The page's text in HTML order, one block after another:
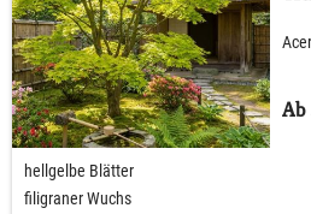
hellgelbe Blätter
filigraner Wuchs